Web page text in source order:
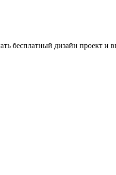
бесплатный дизайн проект и